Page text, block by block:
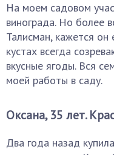
На моем садовом
винограда. Но более
Талисман, кажется
кустах всегда
вкусные ягоды. Вся
моей работы в саду.
Оксана, 35 лет.
Два года назад